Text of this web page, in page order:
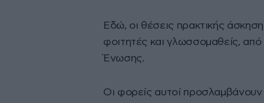
Εδώ, οι θέσεις πρακτικής
φοιτητές και γλωσσομαθείς,
Ένωσης.
Οι φορείς αυτοί